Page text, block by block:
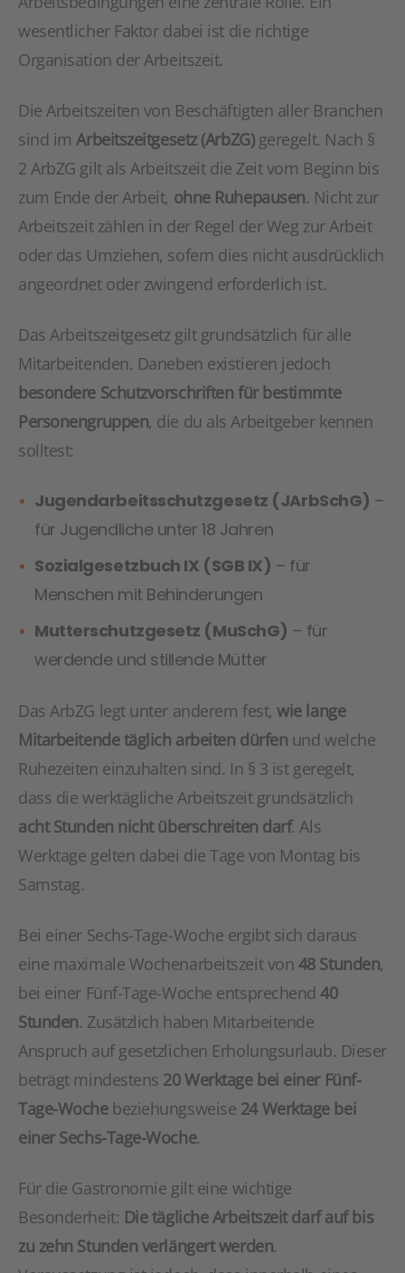
wesentlicher Faktor dabei ist die richtige
Organisation der Arbeitszeit.
Die Arbeitszeiten von Beschäftigten aller Branchen
sind imArbeitszeitgesetz (ArbZG)geregelt. Nach §
2 ArbZG gilt als Arbeitszeit die Zeit vom Beginn bis
zum Ende der Arbeit, ohne Ruhepausen. Nicht zur
Arbeitszeit zählen in der Regel der Weg zur Arbeit
oder das Umziehen, sofern dies nicht ausdrücklich
angeordnet oder zwingend erforderlich ist.
Das Arbeitszeitgesetz gilt grundsätzlich für alle
Mitarbeitenden. Daneben existieren jedoch
besondere Schutzvorschriften für bestimmte
Personengruppen, die du als Arbeitgeber kennen
solltest:
Jugendarbeitsschutzgesetz (JArbSchG) –
für Jugendliche unter 18 Jahren
Sozialgesetzbuch IX (SGB IX) – für
Menschen mit Behinderungen
Mutterschutzgesetz (MuSchG) – für
werdende und stillende Mütter
Das ArbZG legt unter anderem fest,wie lange
Mitarbeitende täglich arbeiten dürfen und welche
Ruhezeiten einzuhalten sind. In § 3 ist geregelt,
dass die werktägliche Arbeitszeit grundsätzlich
acht Stunden nicht überschreiten darf. Als
Werktage gelten dabei die Tage von Montag bis
Samstag.
Bei einer Sechs-Tage-Woche ergibt sich daraus
eine maximale Wochenarbeitszeit von 48 Stunden,
bei einer Fünf-Tage-Woche entsprechend40
Stunden. Zusätzlich haben Mitarbeitende
Anspruch auf gesetzlichen Erholungsurlaub. Dieser
beträgt mindestens 20 Werktage bei einer Fünf-
Tage-Wochebeziehungsweise 24 Werktage bei
einer Sechs-Tage-Woche.
Für die Gastronomie gilt eine wichtige
Besonderheit: Die tägliche Arbeitszeit darf auf bis
zu zehn Stunden verlängert werden.